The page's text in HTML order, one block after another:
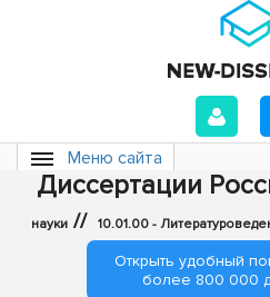
Меню сайта
Диссертации
науки // 10.01.00 -
Открыть удобный
более 800 000